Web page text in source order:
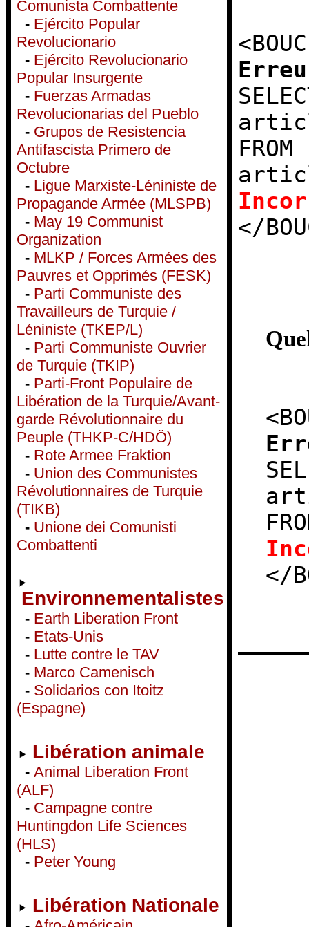
Comunista Combattente
- Ejército Popular
Revolucionario
- Ejército Revolucionario
Popular Insurgente
- Fuerzas Armadas
Revolucionarias del Pueblo
- Grupos de Resistencia
Antifascista Primero de
Octubre
- Ligue Marxiste-Léniniste de
Propagande Armée (MLSPB)
- May 19 Communist
Organization
- MLKP / Forces Armées des
Pauvres et Opprimés (FESK)
- Parti Communiste des
Travailleurs de Turquie /
Léniniste (TKEP/L)
- Parti Communiste Ouvrier
de Turquie (TKIP)
- Parti-Front Populaire de
Libération de la Turquie/Avant-
garde Révolutionnaire du
Peuple (THKP-C/HDÖ)
- Rote Armee Fraktion
- Union des Communistes
Révolutionnaires de Turquie
(TIKB)
- Unione dei Comunisti
Combattenti
Environnementalistes
- Earth Liberation Front
- Etats-Unis
- Lutte contre le TAV
- Marco Camenisch
- Solidarios con Itoitz
(Espagne)
Libération animale
- Animal Liberation Front
(ALF)
- Campagne contre
Huntingdon Life Sciences
(HLS)
- Peter Young
Libération Nationale
</
</